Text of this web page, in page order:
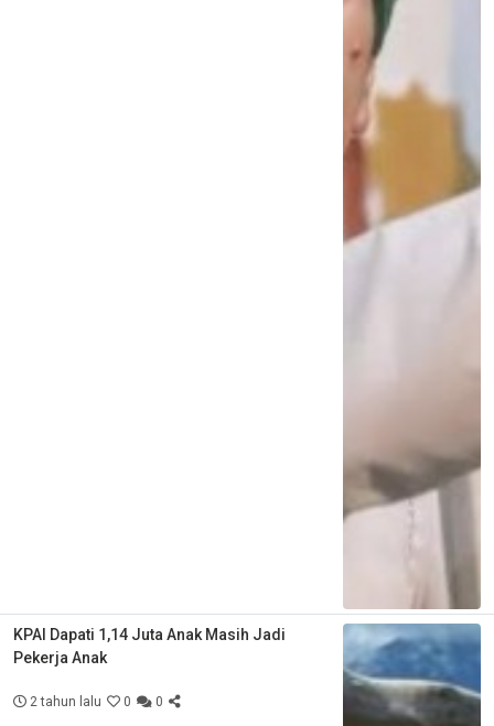
KPAI Dapati 1,14 Juta Anak Masih Jadi
Pekerja Anak
2 tahun lalu 0 0